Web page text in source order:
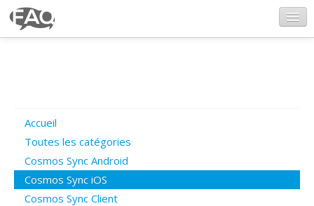
Poser une question
Questions ouvertes
Accueil
Toutes les catégories
Cosmos Sync Android
Cosmos Sync iOS
Cosmos Sync Client